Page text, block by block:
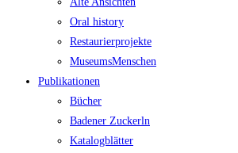
Oral history
Restaurierprojekte
MuseumsMenschen
Publikationen
Bücher
Badener Zuckerln
Katalogblätter